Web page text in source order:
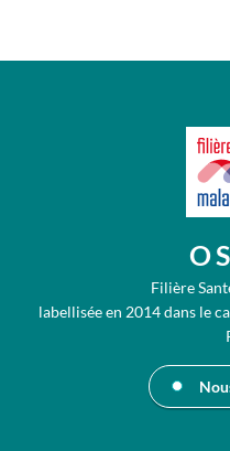
Filière
labellisée en 2014 dans le